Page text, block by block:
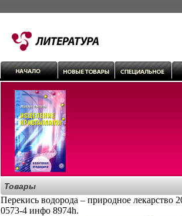
Товары
Перекись водорода – природное лекарство
0573-4 инфо 8974h.